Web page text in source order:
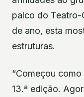
palco do Teatro-
de ano, esta
estruturas.
“Começou
13.ª edição.